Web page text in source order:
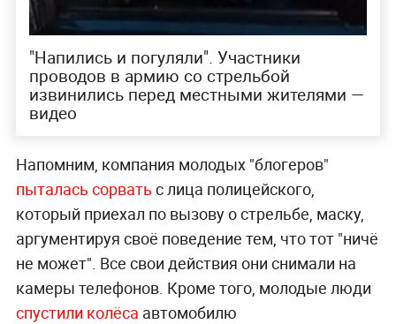
"Напились и погуляли". Участники
проводов в армию со стрельбой
извинились перед местными жителями —
видео
Напомним, компания молодых "блогеров"
пыталась сорвать с лица полицейского,
который приехал по вызову о стрельбе, маску,
аргументируя своё поведение тем, что тот "ничё
не может". Все свои действия они снимали на
камеры телефонов. Кроме того, молодые люди
спустили колёса автомобилю